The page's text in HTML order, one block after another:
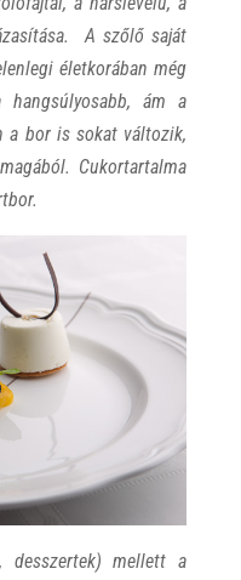
A szőlő saját
életkorában még
ám a
a bor is sokat változik,
Cukortartalma
desszertek) mellett a